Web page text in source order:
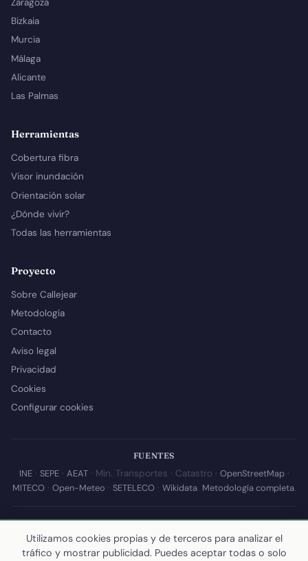
Bizkaia
Murcia
Málaga
Alicante
Las Palmas
Herramientas
Cobertura fibra
Visor inundación
Orientación solar
¿Dónde vivir?
Todas las herramientas
Proyecto
Sobre Callejear
Metodología
Contacto
Aviso legal
Privacidad
Cookies
Configurar cookies
FUENTES
INE· SEPE· AEAT· Min. Transportes · Catastro · OpenStreetMap·
MITECO· Open-Meteo · SETELECO· Wikidata. Metodología completa.
© 2026 Callejear.com — Directorio municipal de España con datos
abiertos. Desarrollado y mantenido porYoel Castaño.
Utilizamos cookies propias y de terceros para analizar el
tráfico y mostrar publicidad. Puedes aceptar todas o solo